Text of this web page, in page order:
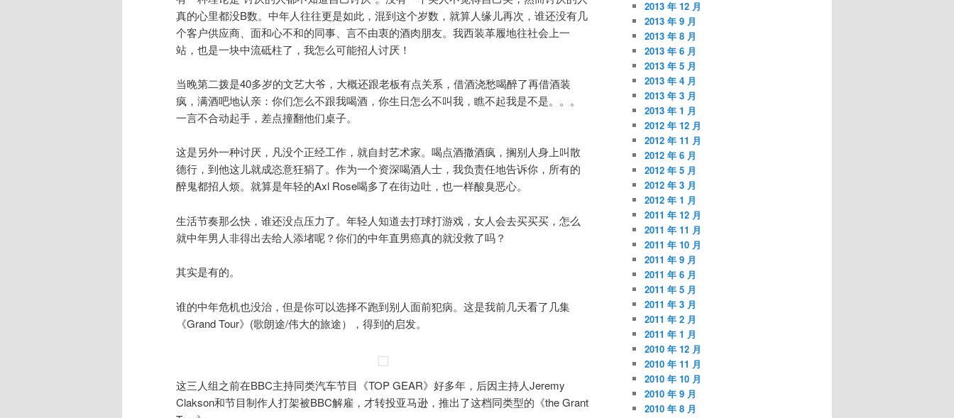
真的心里都没B数。中年人往往更是如此，混到这个岁数，就算人缘儿再次，谁还没有几
个客户供应商、面和心不和的同事、言不由衷的酒肉朋友。我西装革履地往社会上一
站，也是一块中流砥柱了，我怎么可能招人讨厌！
当晚第二拨是40多岁的文艺大爷，大概还跟老板有点关系，借酒浇愁喝醉了再借酒装
疯，满酒吧地认亲：你们怎么不跟我喝酒，你生日怎么不叫我，瞧不起我是不是。。。
一言不合动起手，差点撞翻他们桌子。
这是另外一种讨厌，凡没个正经工作，就自封艺术家。喝点酒撒酒疯，搁别人身上叫散
德行，到他这儿就成恣意狂狷了。作为一个资深喝酒人士，我负责任地告诉你，所有的
醉鬼都招人烦。就算是年轻的Axl Rose喝多了在街边吐，也一样酸臭恶心。
生活节奏那么快，谁还没点压力了。年轻人知道去打球打游戏，女人会去买买买，怎么
就中年男人非得出去给人添堵呢？你们的中年直男癌真的就没救了吗？
其实是有的。
谁的中年危机也没治，但是你可以选择不跑到别人面前犯病。这是我前几天看了几集
《Grand Tour》(歌朗途/伟大的旅途），得到的启发。
这三人组之前在BBC主持同类汽车节目《TOP GEAR》好多年，后因主持人Jeremy
Clakson和节目制作人打架被BBC解雇，才转投亚马逊，推出了这档同类型的《the Grant
2013 年 12 月
2013 年 9 月
2013 年 8 月
2013 年 6 月
2013 年 5 月
2013 年 4 月
2013 年 3 月
2013 年 1 月
2012 年 12 月
2012 年 11 月
2012 年 6 月
2012 年 5 月
2012 年 3 月
2012 年 1 月
2011 年 12 月
2011 年 11 月
2011 年 10 月
2011 年 9 月
2011 年 6 月
2011 年 5 月
2011 年 3 月
2011 年 2 月
2011 年 1 月
2010 年 12 月
2010 年 11 月
2010 年 10 月
2010 年 9 月
2010 年 8 月